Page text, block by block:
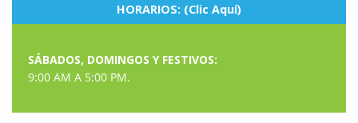
HORARIOS: (Clic Aquí)
SÁBADOS, DOMINGOS Y FESTIVOS:
9:00 AM A 5:00 PM.